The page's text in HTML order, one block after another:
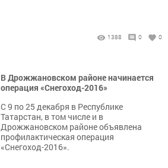
1388 0 0
В Дрожжановском районе начинается
операция «Снегоход-2016»
С 9 по 25 декабря в Республике
Татарстан, в том числе и в
Дрожжановском районе объявлена
профилактическая операция
«Снегоход-2016».